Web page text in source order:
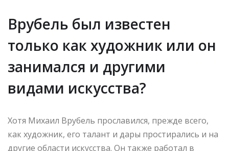
Врубель был известен
только как художник или он
занимался и другими
видами искусства?
Хотя Михаил Врубель прославился, прежде всего,
как художник, его талант и дары простирались и на
другие области искусства. Он также работал в